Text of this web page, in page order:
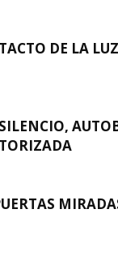
DE LA LUZ